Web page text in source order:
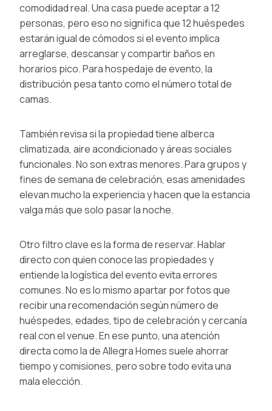
comodidad real. Una casa puede aceptar a 12
personas, pero eso no significa que 12 huéspedes
estarán igual de cómodos si el evento implica
arreglarse, descansar y compartir baños en
horarios pico. Para hospedaje de evento, la
distribución pesa tanto como el número total de
camas.
También revisa si la propiedad tiene alberca
climatizada, aire acondicionado y áreas sociales
funcionales. No son extras menores. Para grupos y
fines de semana de celebración, esas amenidades
elevan mucho la experiencia y hacen que la estancia
valga más que solo pasar la noche.
Otro filtro clave es la forma de reservar. Hablar
directo con quien conoce las propiedades y
entiende la logística del evento evita errores
comunes. No es lo mismo apartar por fotos que
recibir una recomendación según número de
huéspedes, edades, tipo de celebración y cercanía
real con el venue. En ese punto, una atención
directa como la de Allegra Homes suele ahorrar
tiempo y comisiones, pero sobre todo evita una
mala elección.